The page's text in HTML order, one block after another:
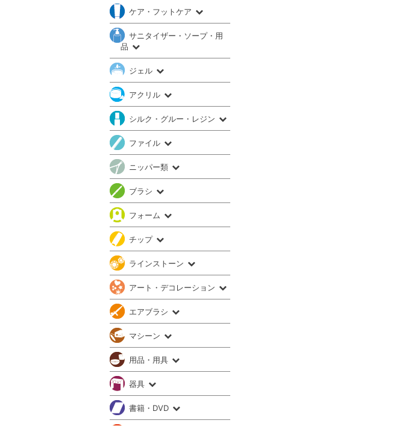
ケア・フットケア
サニタイザー・ソープ・用
品
ジェル
アクリル
シルク・グルー・レジン
ファイル
ニッパー類
ブラシ
フォーム
チップ
ラインストーン
アート・デコレーション
エアブラシ
マシーン
用品・用具
器具
書籍・DVD